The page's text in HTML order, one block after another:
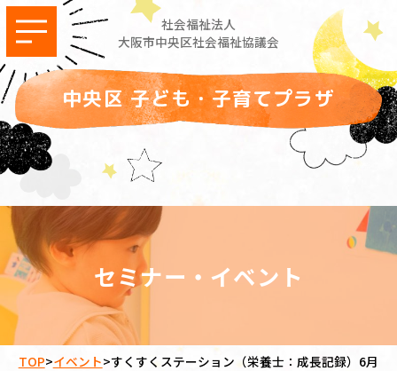
社会福祉法人
大阪市中央区社会福祉協議会
中央区 子ども・子育てプラザ
セミナー・イベント
TOP>イベント>すくすくステーション（栄養士：成長記録）6月